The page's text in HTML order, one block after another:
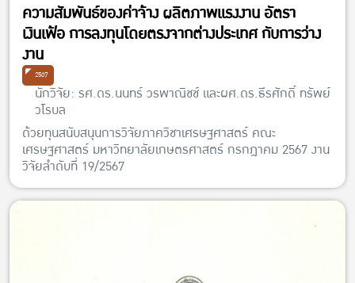
ความสัมพันธ์ของค่าจ้าง ผลิตภาพแรงงาน อัตรา
เงินเฟ้อ การลงทุนโดยตรงจากต่างประเทศ กับการว่าง
งาน
2567
นักวิจัย: รศ.ดร.นนทร์ วรพาณิชช์ และผศ.ดร.ธีรศักดิ์ ทรัพย์
วโรบล
ด้วยทุนสนับสนุนการวิจัยภาควิชาเศรษฐศาสตร์ คณะ
เศรษฐศาสตร์ มหาวิทยาลัยเกษตรศาสตร์ กรกฎาคม 2567 งาน
วิจัยลำดับที่ 19/2567